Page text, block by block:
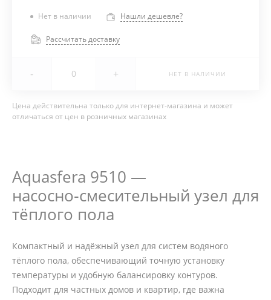
Нет в наличии Нашли дешевле?
Рассчитать доставку
- + НЕТ В НАЛИЧИИ
Цена действительна только для интернет-магазина и может
отличаться от цен в розничных магазинах
Aquasfera 9510 —
насосно‑смесительный узел для
тёплого пола
Компактный и надёжный узел для систем водяного
тёплого пола, обеспечивающий точную установку
температуры и удобную балансировку контуров.
Подходит для частных домов и квартир, где важна